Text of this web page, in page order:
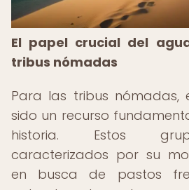
El papel crucial del
tribus nómadas
Para las tribus nómadas,
sido un recurso
historia. Estos
caracterizados por su
en busca de pastos